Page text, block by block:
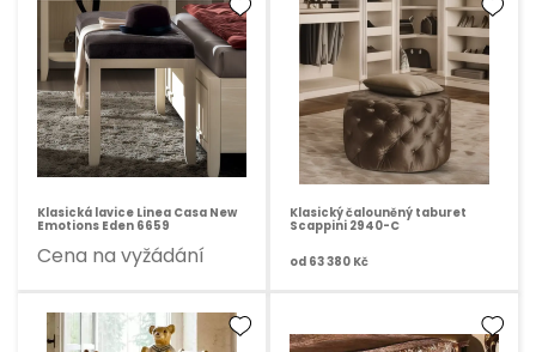
Klasická lavice Linea Casa New
Emotions Eden 6659
Cena na vyžádání
Klasický čalouněný taburet
Scappini 2940-C
od 63 380 Kč